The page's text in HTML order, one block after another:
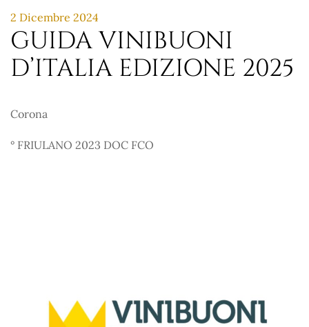
2 Dicembre 2024
GUIDA VINIBUONI
D’ITALIA EDIZIONE 2025
Corona
° FRIULANO 2023 DOC FCO